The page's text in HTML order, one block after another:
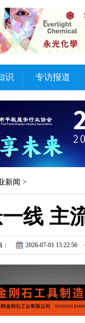
识 专访报道
新闻 >
线 主
2026-07-01 15:22:56